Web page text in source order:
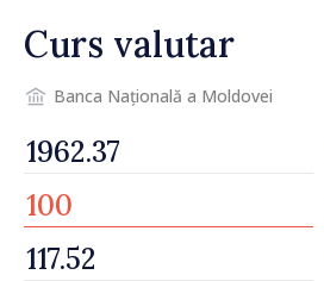
Curs valutar
Banca Națională a Moldovei